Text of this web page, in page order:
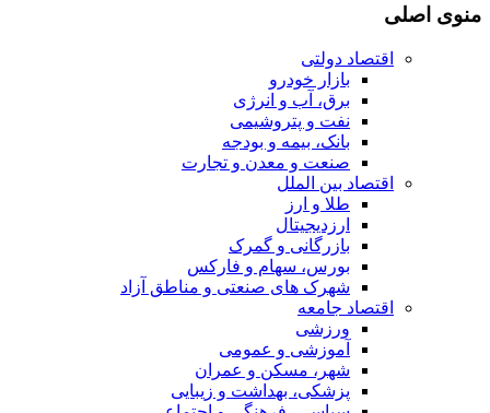
منوی اصلی
اقتصاد دولتی
بازار خودرو
برق، آب و انرژی
نفت و پتروشیمی
بانک، بیمه و بودجه
صنعت و معدن و تجارت
اقتصاد بین الملل
طلا و ارز
ارزدیجیتال
بازرگانی و گمرک
بورس، سهام و فارکس
شهرک های صنعتی و مناطق آزاد
اقتصاد جامعه
ورزشی
آموزشی و عمومی
شهر، مسکن و عمران
پزشکی، بهداشت و زیبایی